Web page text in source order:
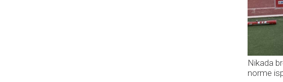
Nikada
norme